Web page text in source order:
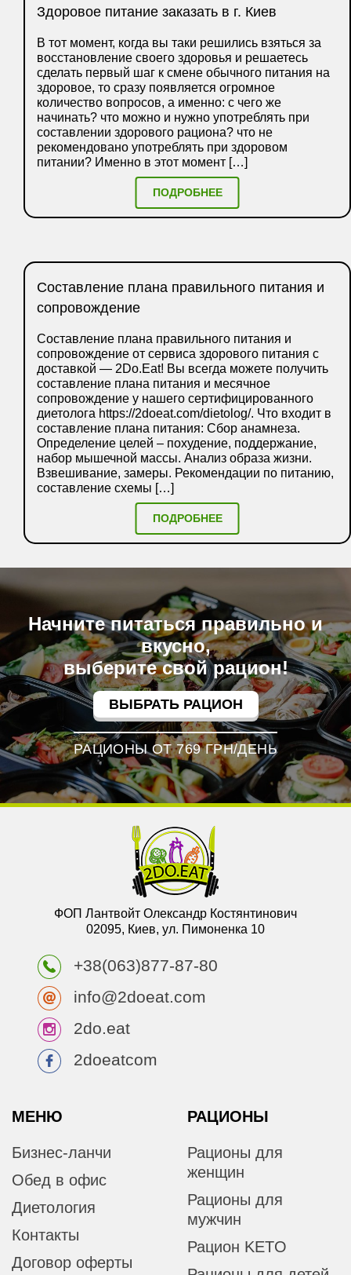
Здоровое питание заказать в г. Киев
В тот момент, когда вы таки решились взяться за
восстановление своего здоровья и решаетесь
сделать первый шаг к смене обычного питания на
здоровое, то сразу появляется огромное
количество вопросов, а именно: с чего же
начинать? что можно и нужно употреблять при
составлении здорового рациона? что не
рекомендовано употреблять при здоровом
питании? Именно в этот момент […]
ПОДРОБНЕЕ
Составление плана правильного питания и
сопровождение
Составление плана правильного питания и
сопровождение от сервиса здорового питания с
доставкой — 2Do.Eat! Вы всегда можете получить
составление плана питания и месячное
сопровождение у нашего сертифицированного
диетолога https://2doeat.com/dietolog/. Что входит в
составление плана питания: Сбор анамнеза.
Определение целей – похудение, поддержание,
набор мышечной массы. Анализ образа жизни.
Взвешивание, замеры. Рекомендации по питанию,
составление схемы […]
ПОДРОБНЕЕ
Начните питаться правильно и
вкусно,
выберите свой рацион!
ВЫБРАТЬ РАЦИОН
РАЦИОНЫ ОТ 769 ГРН/ДЕНЬ
ФОП Лантвойт Олександр Костянтинович
02095, Киев, ул. Пимоненка 10
+38(063)877-87-80
info@2doeat.com
2do.eat
2doeatcom
МЕНЮ
Бизнес-ланчи
Обед в офис
Диетология
Контакты
Договор оферты
РАЦИОНЫ
Рационы для
женщин
Рационы для
мужчин
Рацион KETO